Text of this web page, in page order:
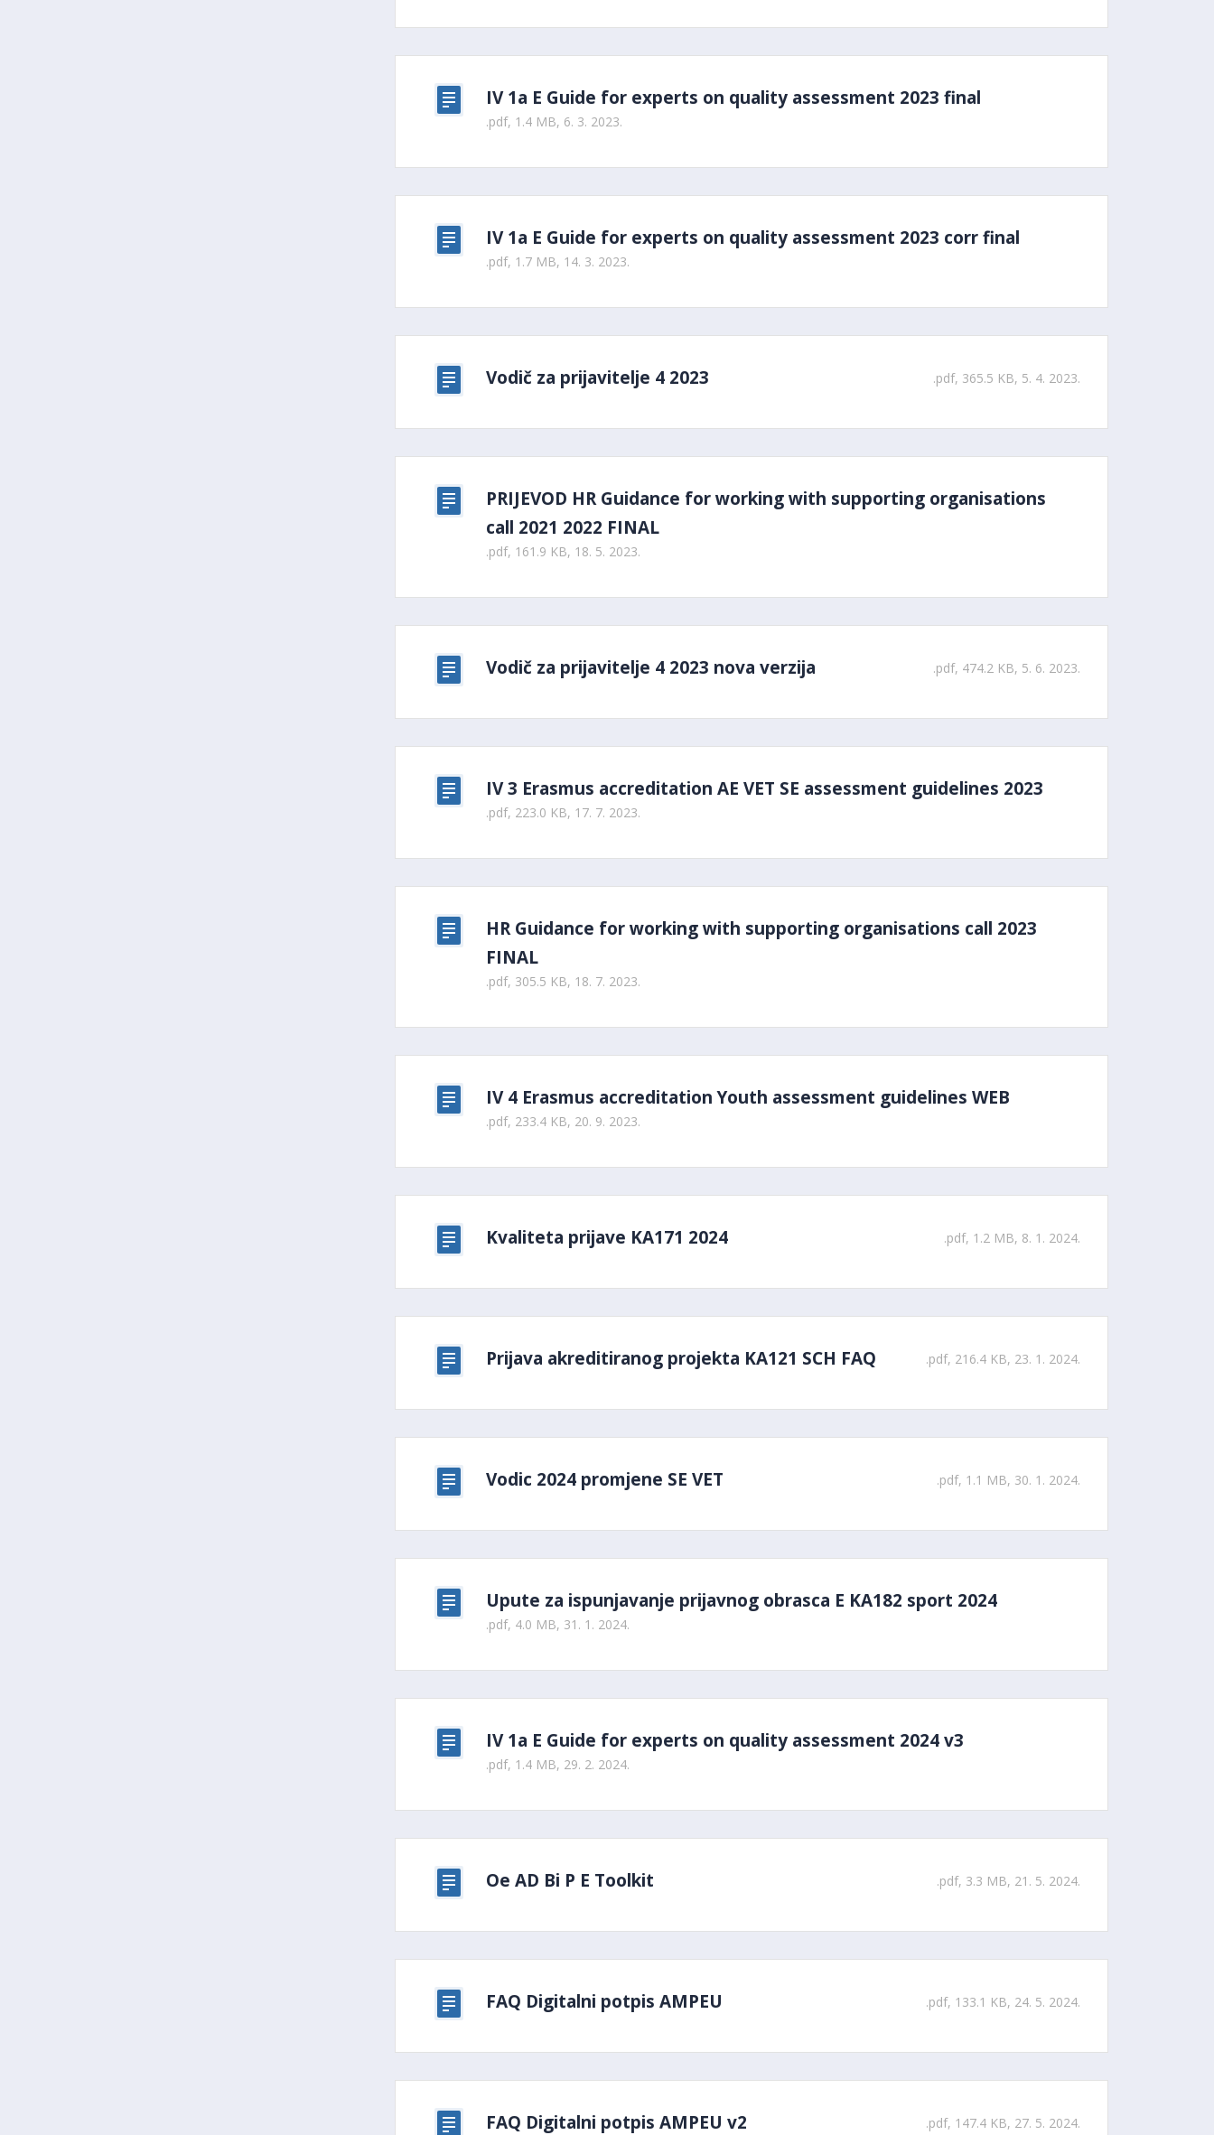
IV 1a E Guide for experts on quality assessment 2023 final
.pdf, 1.4 MB, 6. 3. 2023.
IV 1a E Guide for experts on quality assessment 2023 corr final
.pdf, 1.7 MB, 14. 3. 2023.
Vodič za prijavitelje 4 2023 .pdf, 365.5 KB, 5. 4. 2023.
PRIJEVOD HR Guidance for working with supporting organisations
call 2021 2022 FINAL
.pdf, 161.9 KB, 18. 5. 2023.
Vodič za prijavitelje 4 2023 nova verzija .pdf, 474.2 KB, 5. 6. 2023.
IV 3 Erasmus accreditation AE VET SE assessment guidelines 2023
.pdf, 223.0 KB, 17. 7. 2023.
HR Guidance for working with supporting organisations call 2023
FINAL
.pdf, 305.5 KB, 18. 7. 2023.
IV 4 Erasmus accreditation Youth assessment guidelines WEB
.pdf, 233.4 KB, 20. 9. 2023.
Kvaliteta prijave KA171 2024 .pdf, 1.2 MB, 8. 1. 2024.
Prijava akreditiranog projekta KA121 SCH FAQ .pdf, 216.4 KB, 23. 1. 2024.
Vodic 2024 promjene SE VET .pdf, 1.1 MB, 30. 1. 2024.
Upute za ispunjavanje prijavnog obrasca E KA182 sport 2024
.pdf, 4.0 MB, 31. 1. 2024.
IV 1a E Guide for experts on quality assessment 2024 v3
.pdf, 1.4 MB, 29. 2. 2024.
Oe AD Bi P E Toolkit .pdf, 3.3 MB, 21. 5. 2024.
FAQ Digitalni potpis AMPEU .pdf, 133.1 KB, 24. 5. 2024.
FAQ Digitalni potpis AMPEU v2 .pdf, 147.4 KB, 27. 5. 2024.